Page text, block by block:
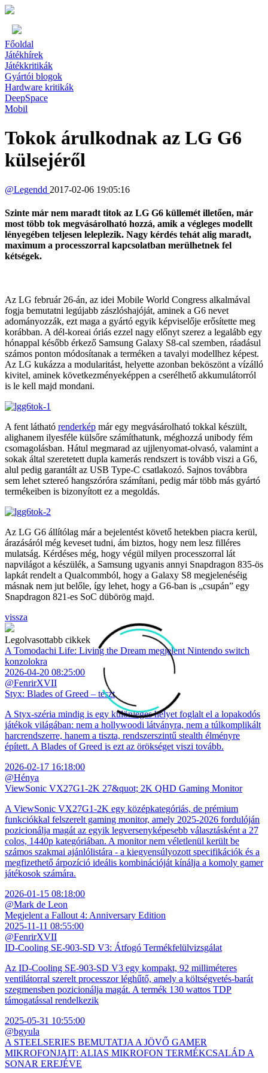
Főoldal
Játékhírek
Játékkritikák
Gyártói blogok
Hardware kritikák
DeepSpace
Mobil
Tokok árulkodnak az LG G6
külsejéről
@Legendd 2017-02-06 19:05:16
Szinte már nem maradt titok az LG G6 küllemét illetően, már
most több tok megvásárolható hozzá, amik a végleges modellt
lényegében teljesen leleplezik. Nagy kérdés tehát alig maradt,
maximum a processzorral kapcsolatban merülhetnek fel
kétségek.
Az LG február 26-án, az idei Mobile World Congress alkalmával
fogja bemutatni legújabb zászlóshajóját, aminek a G6 nevet
adományozzák, ezt maga a gyártó egyik képviselője erősítette meg
korábban. A dél-koreai óriás ezzel nagy előnyt szerez a legalább egy
hónappal később érkező Samsung Galaxy S8-cal szemben, ráadásul
számos ponton módosítanak a terméken a tavalyi modellhez képest.
Az LG kukázza a modularitást, helyette azonban beköszönt a vízálló
kivitel, aminek következményeképpen a cserélhető akkumulátorról
is le kell majd mondani.
A fent látható renderkép már egy megvásárolható tokkal készült,
alighanem ilyesféle külsőre számíthatunk, méghozzá unibody fém
csomagolásban. Hátul megmarad az ujjlenyomat-olvasó, valamint a
sokak által szeretetett dupla kamerás rendszert is tovább viszi a G6,
alul pedig garantált az USB Type-C csatlakozó. Sajnos továbbra
sem lehet sztereó hangszóróra számítani, pedig már több más gyártó
termékeiben is bizonyított ez a megoldás.
Az LG G6 állítólag már a bejelentést követő hetekben piacra kerül,
árazásáról még keveset tudni, ám biztos, hogy nem lesz filléres
mulatság. Kérdéses még, hogy végül milyen processzorral lát
napvilágot a készülék, a Samsung ugyanis annyi Snapdragon 835-ös
lapkát rendelt a Qualcommból, hogy a Galaxy S8 megjelenéséig
másnak nem jut belőle, így lehet, hogy a G6-ban is „csupán” egy
Snapdragon 821-es SoC dübörög majd.
vissza
Legolvasottabb cikkek
A Tomodachi Life: Living the Dream megjelent Nintendo switch
konzolokra
2026-04-20 08:25:00
@FenrirXVII
Styx: Blades of Greed – teszt
A Styx-széria mindig is egy különleges helyet foglalt el a lopakodós
játékok világában: nem a hollywoodi látványra, nem a túlkomplikált
harcrendszerre, hanem a tiszta, rendszerszintű stealth élményre
épített. A Blades of Greed is ezt az örökséget viszi tovább.
2026-02-17 16:18:00
@Hénya
ViewSonic VX27G1-2K 27&quot; 2K QHD Gaming Monitor
A ViewSonic VX27G1-2K egy középkategóriás, de prémium
funkciókkal felszerelt gaming monitor, amely 2025-2026 fordulóján
pozicionálja magát az egyik legversenyképesebb választásként a 27
colos, 1440p kategóriában. A monitor nem véletlenül került be
számos szakmai ajánlólistára - a kiegyensúlyozott specifikációk és a
megfizethető árpozíció ideális kombinációját kínálja a komoly gamer
játékosok számára.
2026-01-15 08:18:00
@Mark de Leon
Megjelent a Fallout 4: Anniversary Edition
2025-11-11 08:55:00
@FenrirXVII
ID-Cooling SE-903-SD V3: Átfogó Termékfelülvizsgálat
Az ID-Cooling SE-903-SD V3 egy kompakt, 92 milliméteres
ventilátorral szerelt processzor léghűtő, amely a költségvetés-barát
szegmensben pozicionálja magát. A termék 130 wattos TDP
támogatással rendelkezik
2025-05-31 10:55:00
@bgyula
A STEELSERIES BEMUTATJA A JÖVŐ GAMER
MIKROFONJAIT: ALIAS MIKROFON TERMÉKCSALÁD A
SONAR EREJÉVE